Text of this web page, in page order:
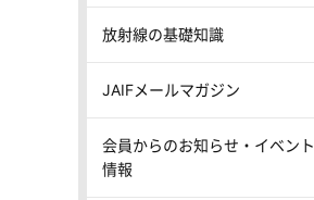
放射線の基礎知識
JAIFメールマガジン
会員からのお知らせ・イベント
情報